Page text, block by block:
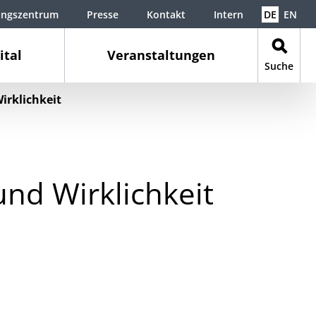
Veranstaltungen
Suche
Presse Kontakt Intern DE EN
Wirklichkeit